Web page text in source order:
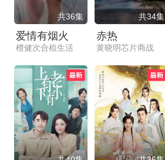
共36集
爱情有烟火
檀健次合租生活
共34集
赤热
黄晓明芯片商战